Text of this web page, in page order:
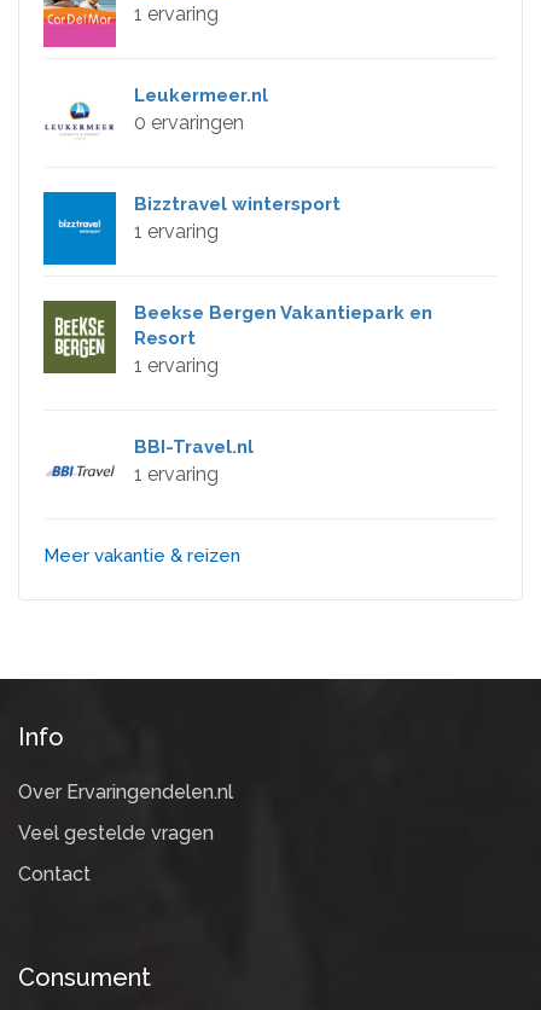
1 ervaring
Leukermeer.nl
0 ervaringen
Bizztravel wintersport
1 ervaring
Beekse Bergen Vakantiepark en
Resort
1 ervaring
BBI-Travel.nl
1 ervaring
Meer vakantie & reizen
Info
Over Ervaringendelen.nl
Veel gestelde vragen
Contact
Consument